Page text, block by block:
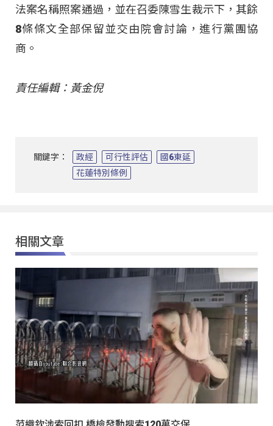
法案名稱照案通過，並在召委陳雪生裁示下，其餘
8條條文全部保留並交由院會討論，進行黨團協
商。
責任編輯：黃金倪
關鍵字： 政經 可行性評估
國6東延
花蓮特別條例
相關文章